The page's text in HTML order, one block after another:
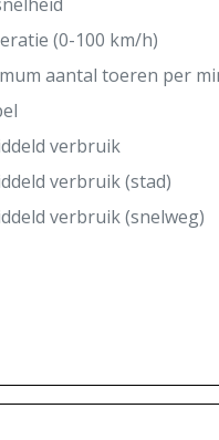
(0-100 km/h)
aantal toeren per
verbruik
verbruik (stad)
verbruik (snelweg)